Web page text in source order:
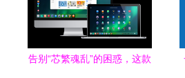
告别“芯繁魂乱”的困惑，这款